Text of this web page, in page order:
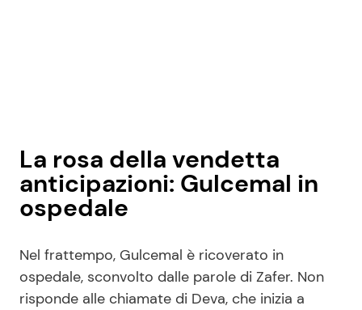
La rosa della vendetta
anticipazioni: Gulcemal in
ospedale
Nel frattempo, Gulcemal è ricoverato in
ospedale, sconvolto dalle parole di Zafer. Non
risponde alle chiamate di Deva, che inizia a